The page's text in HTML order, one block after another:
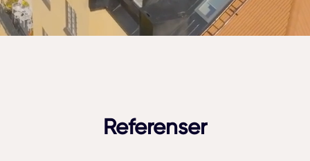
Referenser